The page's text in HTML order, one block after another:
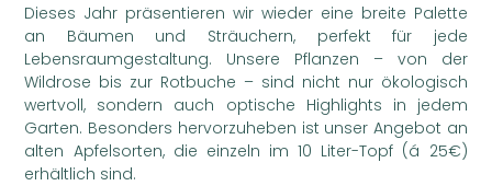
Dieses Jahr präsentieren wir wieder eine breite Palette
an Bäumen und Sträuchern, perfekt für jede
Lebensraumgestaltung. Unsere Pflanzen – von der
Wildrose bis zur Rotbuche – sind nicht nur ökologisch
wertvoll, sondern auch optische Highlights in jedem
Garten. Besonders hervorzuheben ist unser Angebot an
alten Apfelsorten, die einzeln im 10 Liter-Topf (á 25€)
erhältlich sind.